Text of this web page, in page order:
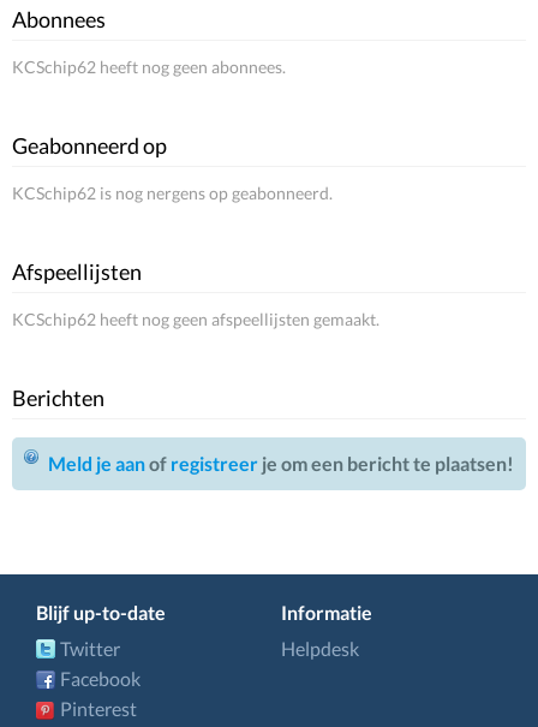
Abonnees
KCSchip62 heeft nog geen abonnees.
Geabonneerd op
KCSchip62 is nog nergens op geabonneerd.
Afspeellijsten
KCSchip62 heeft nog geen afspeellijsten gemaakt.
Berichten
Meld je aanof registreer je om een bericht te plaatsen!
Blijf up-to-date
Twitter
Facebook
Pinterest
Informatie
Helpdesk